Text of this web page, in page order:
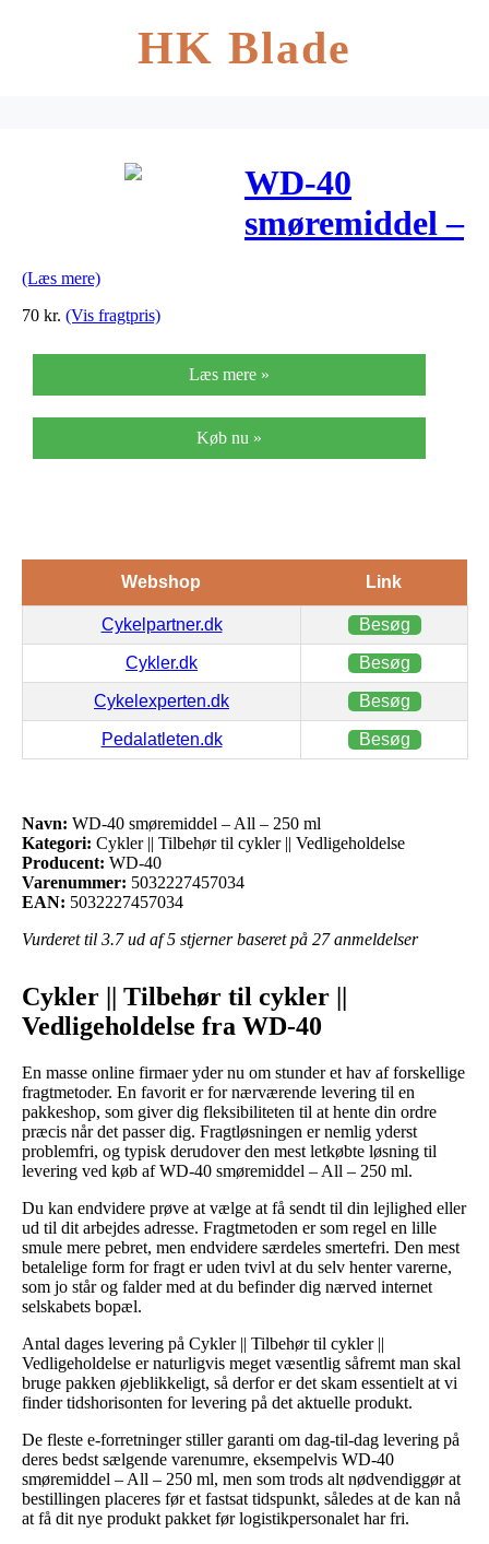
HK Blade
WD-40
smøremiddel –
(Læs mere)
70 kr. (Vis fragtpris)
Læs mere »
Køb nu »
Webshop Link
Cykelpartner.dk Besøg
Cykler.dk Besøg
Cykelexperten.dk Besøg
Pedalatleten.dk Besøg
Navn: WD-40 smøremiddel – All – 250 ml
Kategori: Cykler || Tilbehør til cykler || Vedligeholdelse
Producent: WD-40
Varenummer: 5032227457034
EAN: 5032227457034
Vurderet til 3.7ud af 5 stjerner baseret på 27anmeldelser
Cykler || Tilbehør til cykler ||
Vedligeholdelse fra WD-40
En masse online firmaer yder nu om stunder et hav af forskellige
fragtmetoder. En favorit er for nærværende levering til en
pakkeshop, som giver dig fleksibiliteten til at hente din ordre
præcis når det passer dig. Fragtløsningen er nemlig yderst
problemfri, og typisk derudover den mest letkøbte løsning til
levering ved køb af WD-40 smøremiddel – All – 250 ml.
Du kan endvidere prøve at vælge at få sendt til din lejlighed eller
ud til dit arbejdes adresse. Fragtmetoden er som regel en lille
smule mere pebret, men endvidere særdeles smertefri. Den mest
betalelige form for fragt er uden tvivl at du selv henter varerne,
som jo står og falder med at du befinder dig nærved internet
selskabets bopæl.
Antal dages levering på Cykler || Tilbehør til cykler ||
Vedligeholdelse er naturligvis meget væsentlig såfremt man skal
bruge pakken øjeblikkeligt, så derfor er det skam essentielt at vi
finder tidshorisonten for levering på det aktuelle produkt.
De fleste e-forretninger stiller garanti om dag-til-dag levering på
deres bedst sælgende varenumre, eksempelvis WD-40
smøremiddel – All – 250 ml, men som trods alt nødvendiggør at
bestillingen placeres før et fastsat tidspunkt, således at de kan nå
at få dit nye produkt pakket før logistikpersonalet har fri.